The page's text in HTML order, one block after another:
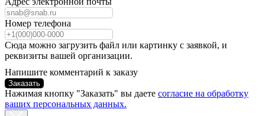
Номер телефона
Сюда можно загрузить файл или картинку с заявкой, и
реквизиты вашей организации.
Напишите комментарий к заказу
Заказать
Нажимая кнопку "Заказать" вы даете согласие на обработку
ваших персональных данных.